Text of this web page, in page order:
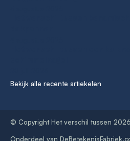
Bekijk alle recente artiekelen
© Copyright Het verschil tussen 2026
Onderdeel van